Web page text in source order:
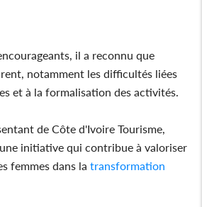
il a reconnu que
notamment les difficultés liées
et à la formalisation des activités.
de Côte d'Ivoire Tourisme,
une initiative qui contribue à valoriser
femmes dans la transformation